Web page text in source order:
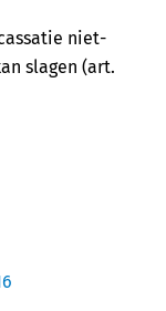
niet-
slagen (art.